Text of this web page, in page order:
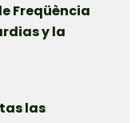
Freqüència
y la
las